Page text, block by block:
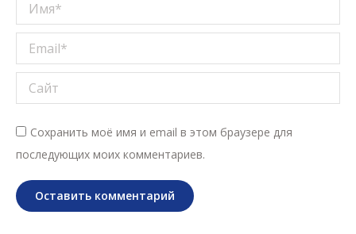
Email *
Сайт
Сохранить моё имя и email в этом браузере для
последующих моих комментариев.
Оставить комментарий